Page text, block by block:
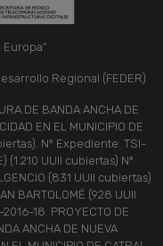
Regional (FEDER)
DE BANDA ANCHA DE
EN EL MUNICIPIO DE
Nº Expediente: TSI-
(1.210 UUII cubiertas) Nº
(831 UUII cubiertas)
BARTOLOMÉ (928 UUII
18. PROYECTO DE
ANCHA DE NUEVA